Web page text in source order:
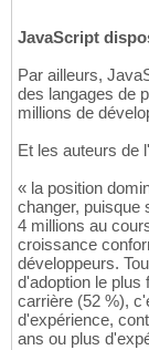
JavaScript
Par ailleurs,
des langages de
millions de
Et les auteurs de
« la position
changer, puisque
4 millions au
croissance
développeurs.
d'adoption le plus
carrière (52 %),
d'expérience,
ans ou plus